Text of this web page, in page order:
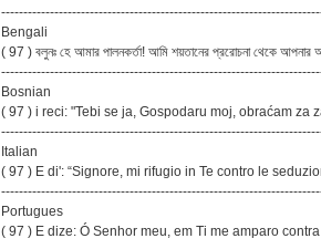
Bengali
( 97 ) বলুনঃ হে আমার পালনকর্তা! আমি শয়তানের প্ররোচনা থেকে আপনার
Bosnian
( 97 ) i reci: "Tebi se ja, Gospodaru moj, obraćam za
Italian
( 97 ) E di': “Signore, mi rifugio in Te contro le
Portugues
( 97 ) E dize: Ó Senhor meu, em Ti me amparo